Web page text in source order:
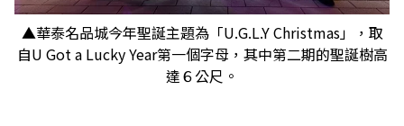
▲華泰名品城今年聖誕主題為「U.G.L.Y Christmas」，取
自U Got a Lucky Year第一個字母，其中第二期的聖誕樹高
達６公尺。